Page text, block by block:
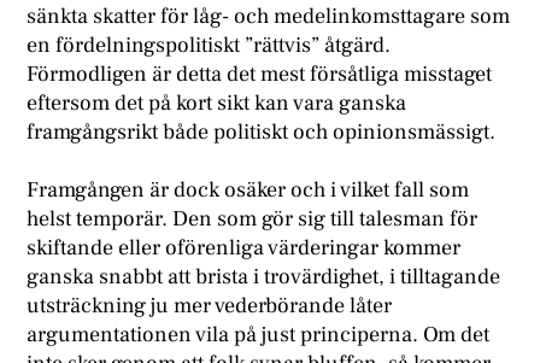
sänkta skatter för låg- och medelinkomsttagare som
en fördelningspolitiskt ”rättvis” åtgärd.
Förmodligen är detta det mest försåtliga misstaget
eftersom det på kort sikt kan vara ganska
framgångsrikt både politiskt och opinionsmässigt.
Framgången är dock osäker och i vilket fall som
helst temporär. Den som gör sig till talesman för
skiftande eller oförenliga värderingar kommer
ganska snabbt att brista i trovärdighet, i tilltagande
utsträckning ju mer vederbörande låter
argumentationen vila på just principerna. Om det